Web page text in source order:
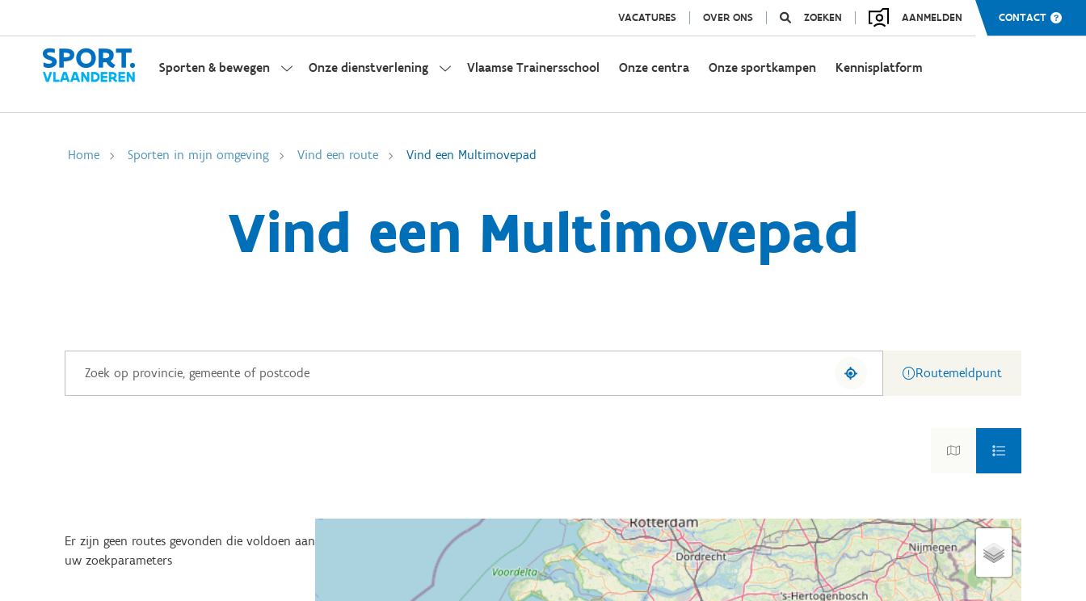
VACATURES OVER ONS ZOEKEN AANMELDEN CONTACT
Sporten & bewegen Onze dienstverlening Vlaamse Trainersschool Onze centra Onze sportkampen Kennisplatform
Home Sporten in mijn omgeving Vind een route Vind een Multimovepad
Vind een Multimovepad
Routemeldpunt
Er zijn geen routes gevonden die voldoen aan
uw zoekparameters